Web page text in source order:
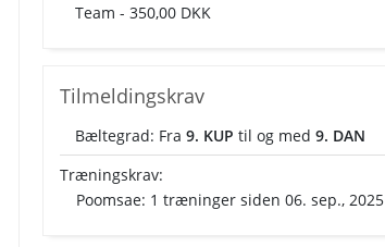
Team - 350,00 DKK
Tilmeldingskrav
Bæltegrad: Fra 9. KUP til og med 9. DAN
Træningskrav:
Poomsae: 1 træninger siden 06. sep., 2025